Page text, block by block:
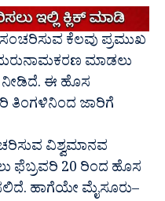
ಕೆಲವು ಪ್ರಮುಖ
ಮರುನಾಮಕರಣ ಮಾಡಲು
ಈ ಹೊಸ
ತಿಂಗಳಿನಿಂದ ಜಾರಿಗೆ
ವಿಶ್ವಮಾನವ
ಫೆಬ್ರವರಿ 20 ರಿಂದ ಹೊಸ
ಹಾಗೆಯೇ ಮೈಸೂರು–